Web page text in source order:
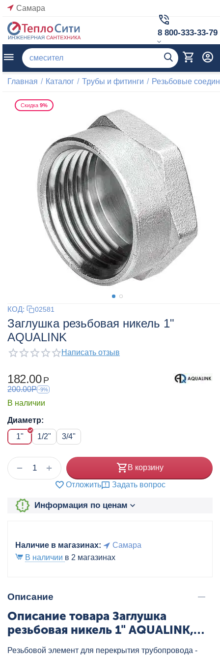
Самара
8 800-333-33-79
Главная / Каталог / Трубы и фитинги / Резьбовые
Скидка 9%
КОД: 02581
Заглушка резьбовая никель 1"
AQUALINK
Написать отзыв
182.00 Р
200.00Р -9%
В наличии
Диаметр:
1"
1/2" 3/4"
+
− В корзину
Отложить Задать вопрос
Информация по ценам
Наличие в магазинах:
Самара
В наличии в 2 магазинах
Описание
Описание товара Заглушка
резьбовая никель 1" AQUALINK,
артикул: 02581
Резьбовой элемент для перекрытия трубопровода -